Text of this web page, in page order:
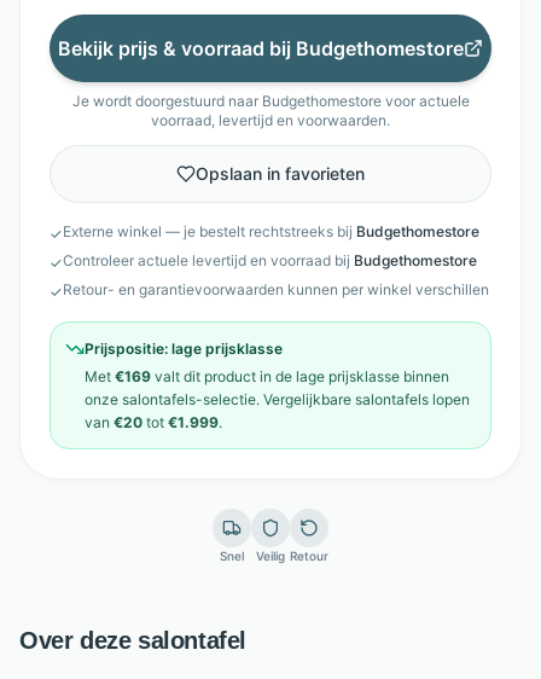
Bekijk prijs & voorraad bij Budgethomestore
Je wordt doorgestuurd naar Budgethomestorevoor actuele
voorraad, levertijd en voorwaarden.
Opslaan in favorieten
✓Externe winkel — je bestelt rechtstreeks bij Budgethomestore
✓Controleer actuele levertijd en voorraad bij Budgethomestore
✓Retour- en garantievoorwaarden kunnen per winkel verschillen
Prijspositie: lage prijsklasse
Met €169 valt dit product in de lage prijsklasse binnen
onze salontafels-selectie. Vergelijkbare salontafels lopen
van €20 tot €1.999.
Snel Veilig Retour
Over deze salontafel